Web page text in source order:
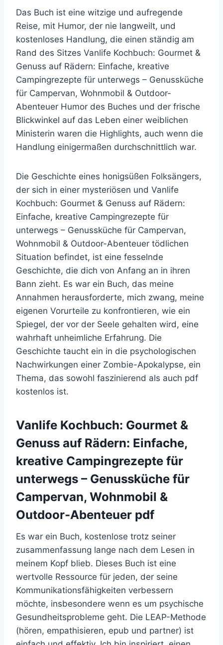
Das Buch ist eine witzige und aufregende
Reise, mit Humor, der nie langweilt, und
kostenloses Handlung, die einen ständig am
Rand des Sitzes Vanlife Kochbuch: Gourmet &
Genuss auf Rädern: Einfache, kreative
Campingrezepte für unterwegs – Genussküche
für Campervan, Wohnmobil & Outdoor-
Abenteuer Humor des Buches und der frische
Blickwinkel auf das Leben einer weiblichen
Ministerin waren die Highlights, auch wenn die
Handlung einigermaßen durchschnittlich war.
Die Geschichte eines honigsüßen Folksängers,
der sich in einer mysteriösen und Vanlife
Kochbuch: Gourmet & Genuss auf Rädern:
Einfache, kreative Campingrezepte für
unterwegs – Genussküche für Campervan,
Wohnmobil & Outdoor-Abenteuer tödlichen
Situation befindet, ist eine fesselnde
Geschichte, die dich von Anfang an in ihren
Bann zieht. Es war ein Buch, das meine
Annahmen herausforderte, mich zwang, meine
eigenen Vorurteile zu konfrontieren, wie ein
Spiegel, der vor der Seele gehalten wird, eine
wahrhaft unheimliche Erfahrung. Die
Geschichte taucht ein in die psychologischen
Nachwirkungen einer Zombie-Apokalypse, ein
Thema, das sowohl faszinierend als auch pdf
kostenlos ist.
Vanlife Kochbuch: Gourmet &
Genuss auf Rädern: Einfache,
kreative Campingrezepte für
unterwegs – Genussküche für
Campervan, Wohnmobil &
Outdoor-Abenteuer pdf
Es war ein Buch, kostenlose trotz seiner
zusammenfassung lange nach dem Lesen in
meinem Kopf blieb. Dieses Buch ist eine
wertvolle Ressource für jeden, der seine
Kommunikationsfähigkeiten verbessern
möchte, insbesondere wenn es um psychische
Gesundheitsprobleme geht. Die LEAP-Methode
(hören, empathisieren, epub und partner) ist